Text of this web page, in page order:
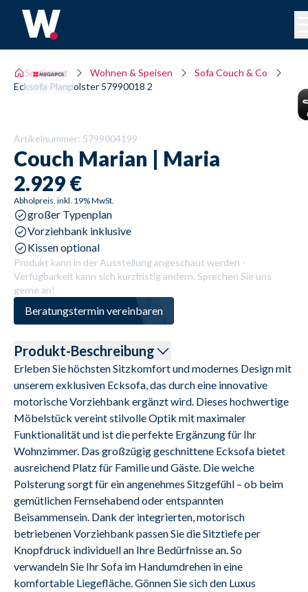
Sortiment Wohnen & Speisen
Sofa Couch & Co
Ecksofa Planpolster 57990018 2
Artikelnummer: 5799004199
Couch Marian | Maria
2.929 €
Abholpreis, inkl. 19% MwSt.
großer Typenplan
Vorziehbank inklusive
Kissen optional
Produkt kann in der Ausstellung angeschaut werden -
Verfügbarkeit kann sich kurzfristig ändern. Sprechen Sie uns
gerne an!
Beratungstermin vereinbaren
Produkt-Beschreibung
Erleben Sie höchsten Sitzkomfort und modernes Design mit
unserem exklusiven Ecksofa, das durch eine innovative
motorische Vorziehbank ergänzt wird. Dieses hochwertige
Möbelstück vereint stilvolle Optik mit maximaler
Funktionalität und ist die perfekte Ergänzung für Ihr
Wohnzimmer. Das großzügig geschnittene Ecksofa bietet
ausreichend Platz für Familie und Gäste. Die weiche
Polsterung sorgt für ein angenehmes Sitzgefühl – ob beim
gemütlichen Fernsehabend oder entspannten
Beisammensein. Dank der integrierten, motorisch
betriebenen Vorziehbank passen Sie die Sitztiefe per
Knopfdruck individuell an Ihre Bedürfnisse an. So
verwandeln Sie Ihr Sofa im Handumdrehen in eine
komfortable Liegefläche. Gönnen Sie sich den Luxus